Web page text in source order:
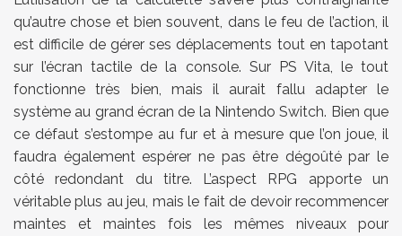
qu’autre chose et bien souvent, dans le feu de l’action, il
est difficile de gérer ses déplacements tout en tapotant
sur l’écran tactile de la console. Sur PS Vita, le tout
fonctionne très bien, mais il aurait fallu adapter le
système au grand écran de la Nintendo Switch. Bien que
ce défaut s’estompe au fur et à mesure que l’on joue, il
faudra également espérer ne pas être dégoûté par le
côté redondant du titre. L’aspect RPG apporte un
véritable plus au jeu, mais le fait de devoir recommencer
maintes et maintes fois les mêmes niveaux pour